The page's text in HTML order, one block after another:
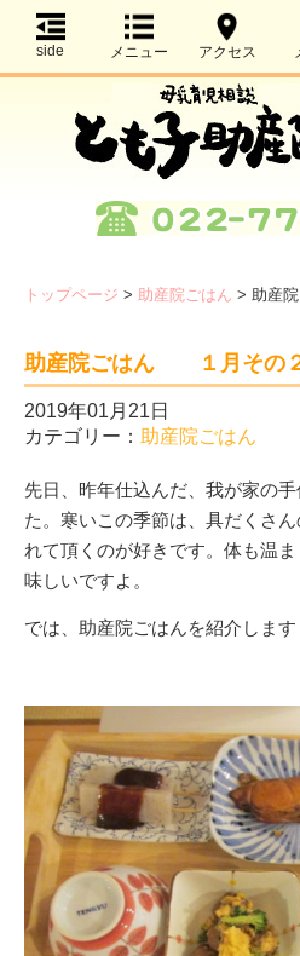
side メニュー アクセス
トップページ > 助産院ごはん > 助産
助産院ごはん １月その
2019年01月21日
カテゴリー： 助産院ごはん
先日、昨年仕込んだ、我が家の
た。寒いこの季節は、具だくさ
れて頂くのが好きです。体も温
味しいですよ。
では、助産院ごはんを紹介します